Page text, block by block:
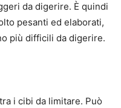
da digerire. È quindi
pesanti ed elaborati,
più difficili da digerire.
i cibi da limitare. Può